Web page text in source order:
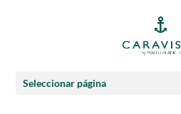
Seleccionar página